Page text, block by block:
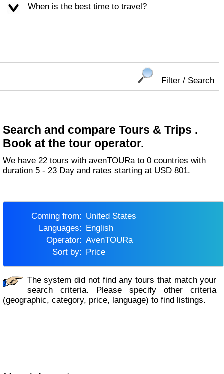
When is the best time to travel?
Filter / Search
Search and compare Tours & Trips .
Book at the tour operator.
We have 22 tours with avenTOURa to 0 countries with
duration 5 - 23 Day and rates starting at USD 801.
Coming from:
United States
Languages:
English
Operator:
avenTOURa
Sort by:
Price
The system did not find any tours that match your
search criteria. Please specify other criteria
(geographic, category, price, language) to find listings.